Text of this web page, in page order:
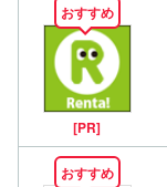
おすすめ
[PR]
おすすめ